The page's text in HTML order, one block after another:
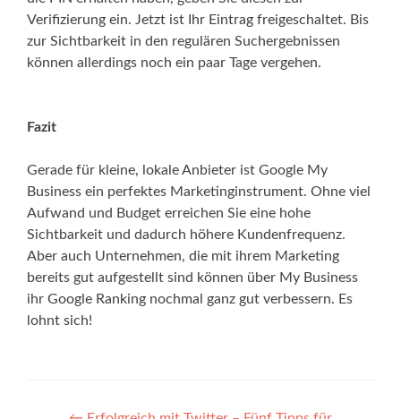
Verifizierung ein. Jetzt ist Ihr Eintrag freigeschaltet. Bis
zur Sichtbarkeit in den regulären Suchergebnissen
können allerdings noch ein paar Tage vergehen.
Fazit
Gerade für kleine, lokale Anbieter ist Google My
Business ein perfektes Marketinginstrument. Ohne viel
Aufwand und Budget erreichen Sie eine hohe
Sichtbarkeit und dadurch höhere Kundenfrequenz.
Aber auch Unternehmen, die mit ihrem Marketing
bereits gut aufgestellt sind können über My Business
ihr Google Ranking nochmal ganz gut verbessern. Es
lohnt sich!